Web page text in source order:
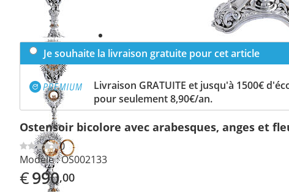
Next
slide
Je souhaite la livraison gratuite pour cet article
Livraison GRATUITE et jusqu'à 1500€
pour seulement 8,90€/an.
Ostensoir bicolore avec arabesques, anges et
0
Modèle :OS002133
€990,00